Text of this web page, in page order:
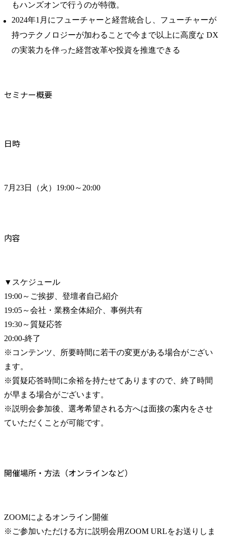
もハンズオンで行うのが特徴。
2024年1月にフューチャーと経営統合し、フューチャーが
持つテクノロジーが加わることで今まで以上に高度な DX
の実装力を伴った経営改革や投資を推進できる
セミナー概要
日時
7月23日（火）19:00～20:00
内容
▼スケジュール
19:00～ご挨拶、登壇者自己紹介
19:05～会社・業務全体紹介、事例共有
19:30～質疑応答
20:00-終了
※コンテンツ、所要時間に若干の変更がある場合がござい
ます。
※質疑応答時間に余裕を持たせてありますので、終了時間
が早まる場合がございます。
※説明会参加後、選考希望される方へは面接の案内をさせ
ていただくことが可能です。
開催場所・方法（オンラインなど）
ZOOMによるオンライン開催
※ご参加いただける方に説明会用ZOOM URLをお送りしま